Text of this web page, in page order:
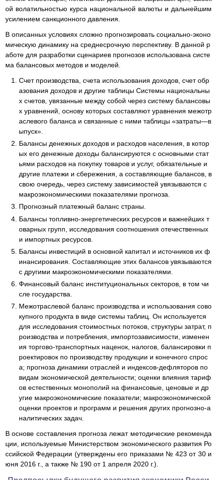
ой волатильностью курса национальной валюты и дальнейшим
усилением санкционного давления.
В описанных условиях сложно прогнозировать социально-эконо
мическую динамику на среднесрочную перспективу. В данной р
аботе для разработки сценариев прогнозов использована систе
ма балансовых методов и моделей.
Счет производства, счета использования доходов, счет обр
азования доходов и другие таблицы Системы национальны
х счетов, увязанные между собой через систему балансовы
х уравнений, основу которых составляют уравнения межотр
аслевого баланса и связанные с ними таблицы «затраты—в
ыпуск».
Балансы денежных доходов и расходов населения, в котор
ых его денежные доходы балансируются с основными стат
ьями расходов на покупку товаров и услуг, обязательные и
другие платежи и сбережения, а составляющие балансов, в
свою очередь, через систему зависимостей увязываются с
макроэкономическими показателями прогноза.
Прогнозный платежный баланс страны.
Балансы топливно-энергетических ресурсов и важнейших т
оварных групп, исследования соотношения отечественных
и импортных ресурсов.
Балансы инвестиций в основной капитал и источников их ф
инансирования. Составляющие этих балансов увязываются
с другими макроэкономическими показателями.
Финансовый баланс институциональных секторов, в том чи
сле государства.
Межотраслевой баланс производства и использования сово
купного продукта в виде системы таблиц. Он используется
для исследования стоимостных потоков, структуры затрат, п
роизводства и потребления, импортозависимости, изменен
ия торгово-транспортных наценок, налогов, балансировки п
роектировок по производству продукции и конечного спрос
а; прогноза динамики отраслей и индексов-дефляторов по
видам экономической деятельности; оценки влияния тариф
ов естественных монополий на финансовые, ценовые и др
угие макроэкономические показатели; макроэкономической
оценки проектов и программ и решения других прогнозно-а
налитических задач.
В основе составления прогноза лежат методические рекоменда
ции, используемые Министерством экономического развития Ро
ссийской Федерации (утверждены его приказами № 423 от 30 и
юня 2016 г., а также № 190 от 1 апреля 2020 г.).